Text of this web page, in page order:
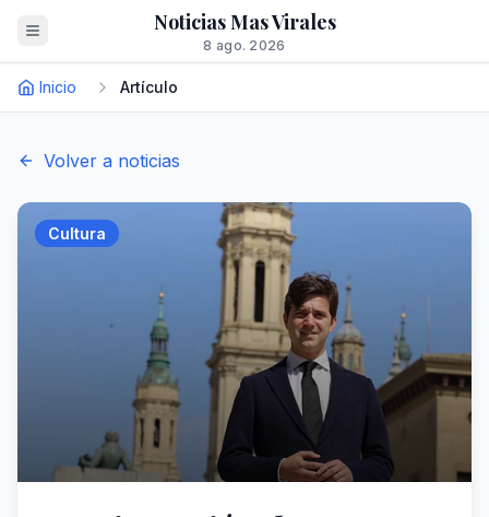
Noticias Mas Virales
8 ago. 2026
Inicio Artículo
Volver a noticias
Cultura